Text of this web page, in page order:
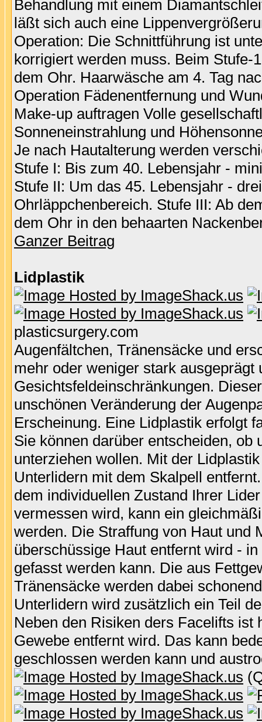
Behandlung mit einem
läßt sich auch eine
Operation: Die Schnittführung ist
korrigiert werden muss. Beim Stufe-
dem Ohr. Haarwäsche am 4. Tag
Operation Fädenentfernung und
Make-up auftragen Volle
Sonneneinstrahlung und
Je nach Hautalterung werden
Stufe I: Bis zum 40. Lebensjahr -
Stufe II: Um das 45. Lebensjahr -
Ohrläppchenbereich. Stufe III: Ab
dem Ohr in den behaarten
Ganzer Beitrag
Lidplastik
plasticsurgery.com
Augenfältchen, Tränensäcke und
mehr oder weniger stark
Gesichtsfeldeinschränkungen.
unschönen Veränderung der
Erscheinung. Eine Lidplastik erfolgt
Sie können darüber entscheiden,
unterziehen wollen. Mit der
Unterlidern mit dem Skalpell
dem individuellen Zustand Ihrer
vermessen wird, kann ein
werden. Die Straffung von Haut und
überschüssige Haut entfernt wird -
gefasst werden kann. Die aus
Tränensäcke werden dabei
Unterlidern wird zusätzlich ein Teil
Neben den Risiken ders Facelifts
Gewebe entfernt wird. Das kann
geschlossen werden kann und